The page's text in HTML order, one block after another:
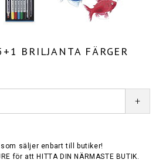
BRILJANTA FÄRGER
+
säljer enbart till butiker!
för att HITTA DIN NÄRMASTE BUTIK.